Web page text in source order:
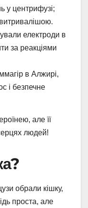
у центрифузі;
електроди в
за реакціями
в Алжирі,
і безпечне
але її
людей!
обрали кішку,
проста, але